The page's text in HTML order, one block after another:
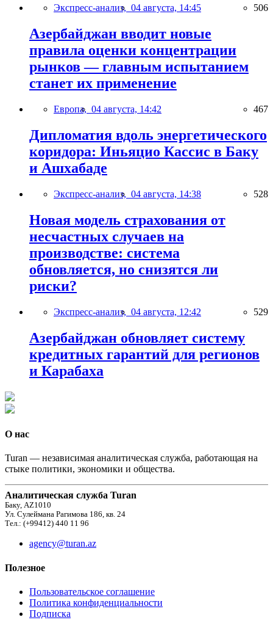
Экспресс-анализ, 04 августа, 14:45 506
Азербайджан вводит новые
правила оценки концентрации
рынков — главным испытанием
станет их применение
Европа, 04 августа, 14:42 467
Дипломатия вдоль энергетического
коридора: Иньяцио Кассис в Баку
и Ашхабаде
Экспресс-анализ, 04 августа, 14:38 528
Новая модель страхования от
несчастных случаев на
производстве: система
обновляется, но снизятся ли
риски?
Экспресс-анализ, 04 августа, 12:42 529
Азербайджан обновляет систему
кредитных гарантий для регионов
и Карабаха
О нас
Turan — независимая аналитическая служба, работающая на
стыке политики, экономики и общества.
Аналитическая служба Turan
Баку, AZ1010
Ул. Сулеймана Рагимова 186, кв. 24
Тел.: (+99412) 440 11 96
agency@turan.az
Полезное
Пользовательское соглашение
Политика конфиденциальности
Подписка